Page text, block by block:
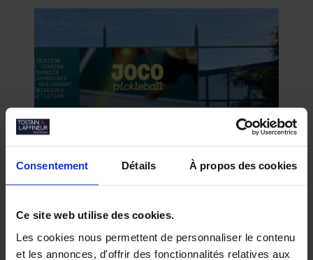
Consentement Détails À propos des cookies
Ce site web utilise des cookies.
Les cookies nous permettent de personnaliser le contenu
et les annonces, d'offrir des fonctionnalités relatives aux